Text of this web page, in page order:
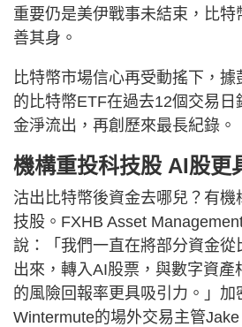
重要仍是美伊戰事未結束，比特
善其身。
比特幣市場信心再受動搖下，
的比特幣ETF在過去12個交易
金淨流出，再創歷來最長紀錄。
機構重投科技股 AI股更
沽出比特幣後資金去哪兒？有
技股。FXHB Asset
說：「我們一直在將部分資金
出來，轉入AI股票，與數字資產
的風險回報率更具吸引力。」加
Wintermute的場外交易主管Jake